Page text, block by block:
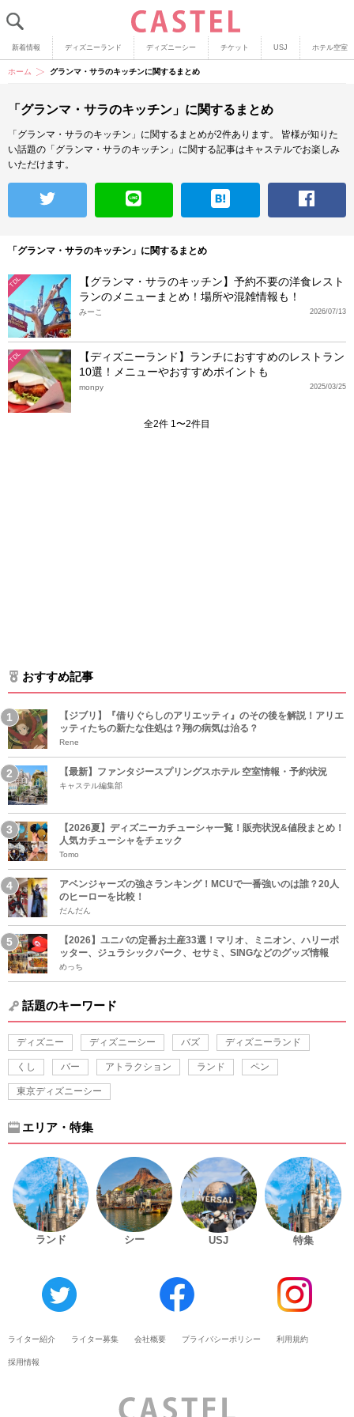
新着情報 ディズニーランド ディズニーシー チケット USJ ホテル空室
ホーム グランマ・サラのキッチンに関するまとめ
「グランマ・サラのキッチン」に関するまとめ
「グランマ・サラのキッチン」に関するまとめが2件あります。
皆様が知りた
い話題の「グランマ・サラのキッチン」に関する記事はキャステルでお楽しみ
いただけます。
「グランマ・サラのキッチン」に関するまとめ
TDL
【グランマ・サラのキッチン】予約不要の洋食レスト
ランのメニューまとめ！場所や混雑情報も！
2026/07/13
みーこ
TDL
【ディズニーランド】ランチにおすすめのレストラン
10選！メニューやおすすめポイントも
2025/03/25
monpy
全2件 1〜2件目
おすすめ記事
【ジブリ】『借りぐらしのアリエッティ』のその後を解説！アリエ
ッティたちの新たな住処は？翔の病気は治る？
Rene
【最新】ファンタジースプリングスホテル 空室情報・予約状況
キャステル編集部
【2026夏】ディズニーカチューシャ一覧！販売状況&値段まとめ！
人気カチューシャをチェック
Tomo
アベンジャーズの強さランキング！MCUで一番強いのは誰？20人
のヒーローを比較！
だんだん
【2026】ユニバの定番お土産33選！マリオ、ミニオン、ハリーポ
ッター、ジュラシックパーク、セサミ、SINGなどのグッズ情報
めっち
話題のキーワード
ディズニー ディズニーシー バズ ディズニーランド
くし バー アトラクション ランド ペン
東京ディズニーシー
エリア・特集
ランド シー USJ 特集
ライター紹介 ライター募集 会社概要 プライバシーポリシー 利用規約
採用情報